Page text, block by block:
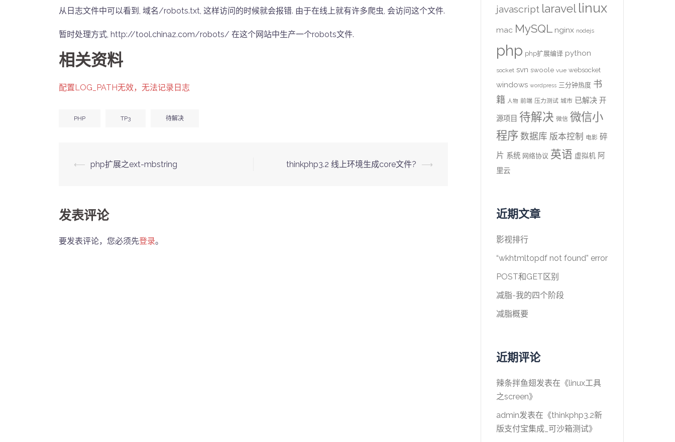
从日志文件中可以看到, 域名/robots.txt, 这样访问的时候就会报错. 由于在线上就有许多爬虫, 会访问这个文件.
暂时处理方式, http://tool.chinaz.com/robots/ 在这个网站中生产一个robots文件.
相关资料
配置LOG_PATH无效，无法记录日志
PHP TP3 待解决
Post
⟵ php扩展之ext-mbstring thinkphp3.2 线上环境生成core文件? ⟶
发表评论
要发表评论，您必须先登录。
javascript laravel linux
mac MySQL nginx nodejs
php php扩展编译 python
socket svn swoole vue websocket
windows wordpress 三分钟热度 书
籍 人物 前端 压力测试 城市 已解决 开
源项目 待解决 微信 微信小
程序 数据库 版本控制 电影 碎
片 系统 网络协议 英语 虚拟机 阿
里云
近期文章
影视排行
“wkhtmltopdf not found” error
POST和GET区别
减脂-我的四个阶段
减脂概要
近期评论
辣条拌鱼翅发表在《linux工具
之screen》
admin发表在《thinkphp3.2新
版支付宝集成_可沙箱测试》